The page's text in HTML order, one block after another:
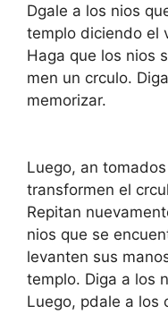
Dgale a los nios
templo diciendo el
Haga que los nios
men un crculo.
memorizar.
Luego, an
transformen el
Repitan
nios que se
levanten sus
templo. Diga a los
Luego, pdale a los